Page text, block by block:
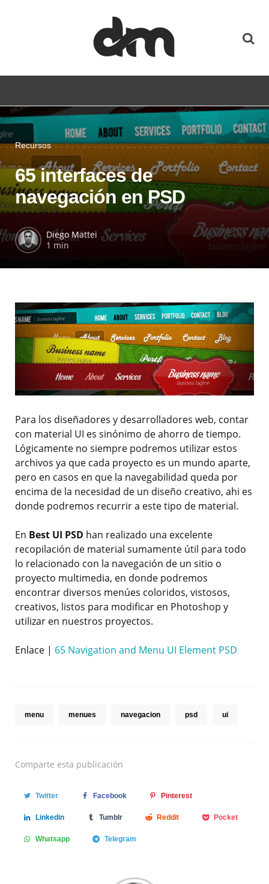
Recursos
65 interfaces de
navegación en PSD
Diego Mattei
1 min
Para los diseñadores y desarrolladores web, contar
con material UI es sinónimo de ahorro de tiempo.
Lógicamente no siempre podremos utilizar estos
archivos ya que cada proyecto es un mundo aparte,
pero en casos en que la navegabilidad queda por
encima de la necesidad de un diseño creativo, ahi es
donde podremos recurrir a este tipo de material.
En Best UI PSD han realizado una excelente
recopilación de material sumamente útil para todo
lo relacionado con la navegación de un sitio o
proyecto multimedia, en donde podremos
encontrar diversos menúes coloridos, vistosos,
creativos, listos para modificar en Photoshop y
utilizar en nuestros proyectos.
Enlace | 65 Navigation and Menu UI Element PSD
menu menues navegacion psd ui
Comparte esta publicación
Twitter Facebook Pinterest
Linkedin Tumblr Reddit Pocket
Whatsapp Telegram